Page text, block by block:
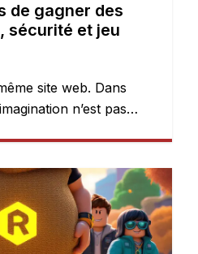
de gagner des
sécurité et jeu
site web. Dans
n’est pas
des mondes, créer
vie à leurs idées.
de jeu, une chose
peuvent […]